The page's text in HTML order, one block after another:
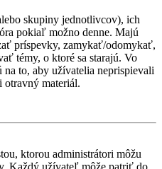
skupiny jednotlivcov), ich
pokiaľ možno denne. Majú
príspevky, zamykať/odomykať,
témy, o ktoré sa starajú. Vo
na to, aby užívatelia neprispievali
otravný materiál.
ktorou administrátori môžu